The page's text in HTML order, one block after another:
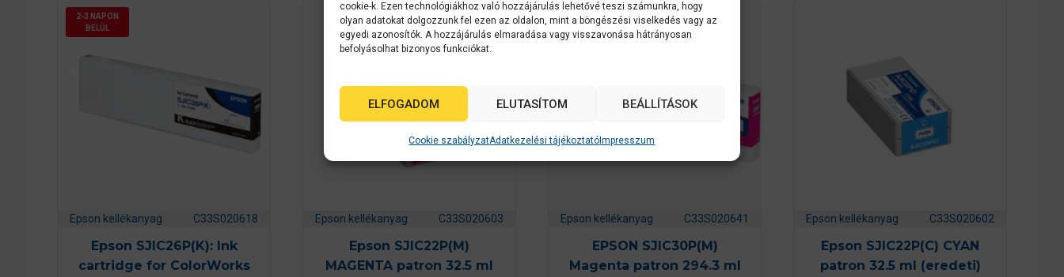
cookie-k. Ezen technológiákhoz való hozzájárulás lehetővé teszi számunkra, hogy
olyan adatokat dolgozzunk fel ezen az oldalon, mint a böngészési viselkedés vagy az
egyedi azonosítók. A hozzájárulás elmaradása vagy visszavonása hátrányosan
befolyásolhat bizonyos funkciókat.
ELFOGADOM ELUTASÍTOM BEÁLLÍTÁSOK
Cookie szabályzatAdatkezelési tájékoztató Impresszum
2-3 NAPON
BELÜL
Epson kellékanyag C33S020618
Epson SJIC26P(K): Ink
cartridge for ColorWorks
Epson kellékanyag C33S020603
Epson SJIC22P(M)
MAGENTA patron 32.5 ml
Epson kellékanyag C33S020641
EPSON SJIC30P(M)
Magenta patron 294.3 ml
Epson kellékanyag C33S020602
Epson SJIC22P(C) CYAN
patron 32.5 ml (eredeti)